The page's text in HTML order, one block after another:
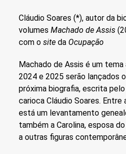
Cláudio Soares (*), autor da
volumesMachado de Assis
com osite da Ocupação
Machado de Assis é um
2024 e 2025 serão lançados
próxima biografia, escrita
carioca Cláudio Soares. Entre
está um levantamento
também a Carolina, esposa
a outras figuras